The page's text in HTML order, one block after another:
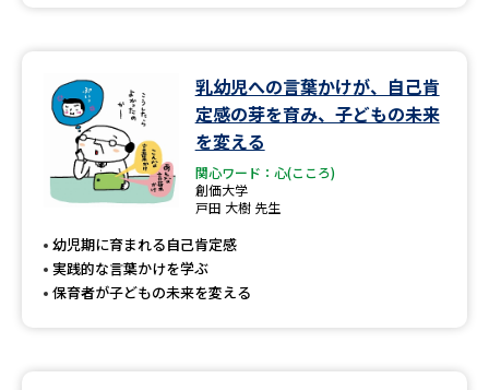
乳幼児への言葉かけが、自己肯
定感の芽を育み、子どもの未来
を変える
関心ワード：心(こころ)
創価大学
戸田 大樹 先生
幼児期に育まれる自己肯定感
実践的な言葉かけを学ぶ
保育者が子どもの未来を変える